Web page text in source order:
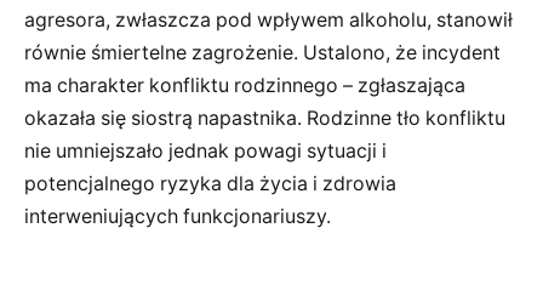
agresora, zwłaszcza pod wpływem alkoholu, stanowił
równie śmiertelne zagrożenie. Ustalono, że incydent
ma charakter konfliktu rodzinnego – zgłaszająca
okazała się siostrą napastnika. Rodzinne tło konfliktu
nie umniejszało jednak powagi sytuacji i
potencjalnego ryzyka dla życia i zdrowia
interweniujących funkcjonariuszy.